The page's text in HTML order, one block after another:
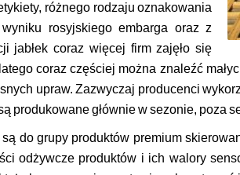
różnego rodzaju oznakowania
rosyjskiego embarga oraz z
jabłek coraz więcej firm zajęło się
coraz częściej można znaleźć
upraw. Zazwyczaj producenci
produkowane głównie w sezonie, poza
do grupy produktów premium
odżywcze produktów i ich walory